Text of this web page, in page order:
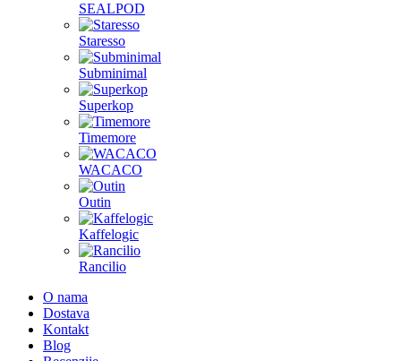
SEALPOD
Staresso
Subminimal
Superkop
Timemore
WACACO
Outin
Kaffelogic
Rancilio
O nama
Dostava
Kontakt
Blog